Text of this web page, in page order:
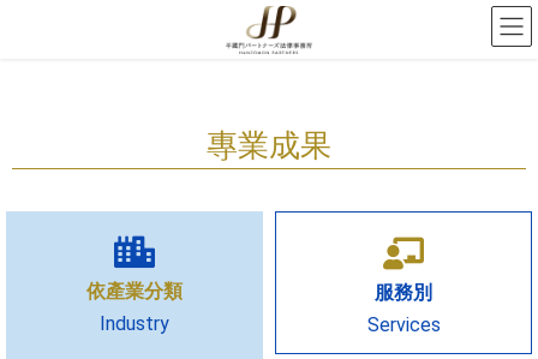
專業成果
依產業分類
Industry
服務別
Services